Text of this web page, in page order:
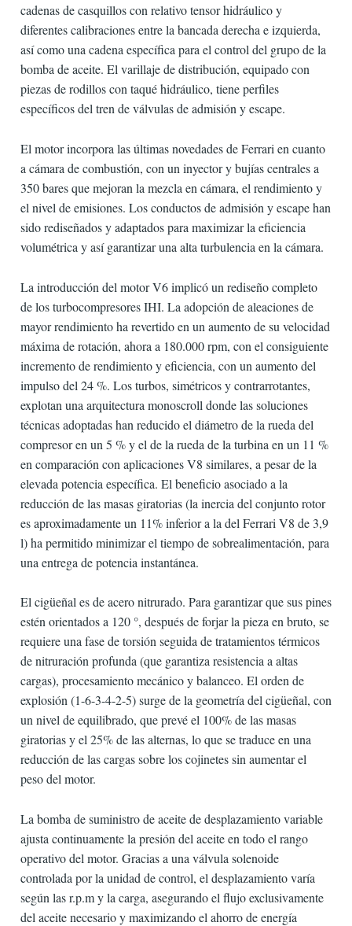
cadenas de casquillos con relativo tensor hidráulico y
diferentes calibraciones entre la bancada derecha e izquierda,
así como una cadena específica para el control del grupo de la
bomba de aceite. El varillaje de distribución, equipado con
piezas de rodillos con taqué hidráulico, tiene perfiles
específicos del tren de válvulas de admisión y escape.
El motor incorpora las últimas novedades de Ferrari en cuanto
a cámara de combustión, con un inyector y bujías centrales a
350 bares que mejoran la mezcla en cámara, el rendimiento y
el nivel de emisiones. Los conductos de admisión y escape han
sido rediseñados y adaptados para maximizar la eficiencia
volumétrica y así garantizar una alta turbulencia en la cámara.
La introducción del motor V6 implicó un rediseño completo
de los turbocompresores IHI. La adopción de aleaciones de
mayor rendimiento ha revertido en un aumento de su velocidad
máxima de rotación, ahora a 180.000 rpm, con el consiguiente
incremento de rendimiento y eficiencia, con un aumento del
impulso del 24 %. Los turbos, simétricos y contrarrotantes,
explotan una arquitectura monoscroll donde las soluciones
técnicas adoptadas han reducido el diámetro de la rueda del
compresor en un 5 % y el de la rueda de la turbina en un 11 %
en comparación con aplicaciones V8 similares, a pesar de la
elevada potencia específica. El beneficio asociado a la
reducción de las masas giratorias (la inercia del conjunto rotor
es aproximadamente un 11% inferior a la del Ferrari V8 de 3,9
l) ha permitido minimizar el tiempo de sobrealimentación, para
una entrega de potencia instantánea.
El cigüeñal es de acero nitrurado. Para garantizar que sus pines
estén orientados a 120 °, después de forjar la pieza en bruto, se
requiere una fase de torsión seguida de tratamientos térmicos
de nitruración profunda (que garantiza resistencia a altas
cargas), procesamiento mecánico y balanceo. El orden de
explosión (1-6-3-4-2-5) surge de la geometría del cigüeñal, con
un nivel de equilibrado, que prevé el 100% de las masas
giratorias y el 25% de las alternas, lo que se traduce en una
reducción de las cargas sobre los cojinetes sin aumentar el
peso del motor.
La bomba de suministro de aceite de desplazamiento variable
ajusta continuamente la presión del aceite en todo el rango
operativo del motor. Gracias a una válvula solenoide
controlada por la unidad de control, el desplazamiento varía
según las r.p.m y la carga, asegurando el flujo exclusivamente
del aceite necesario y maximizando el ahorro de energía